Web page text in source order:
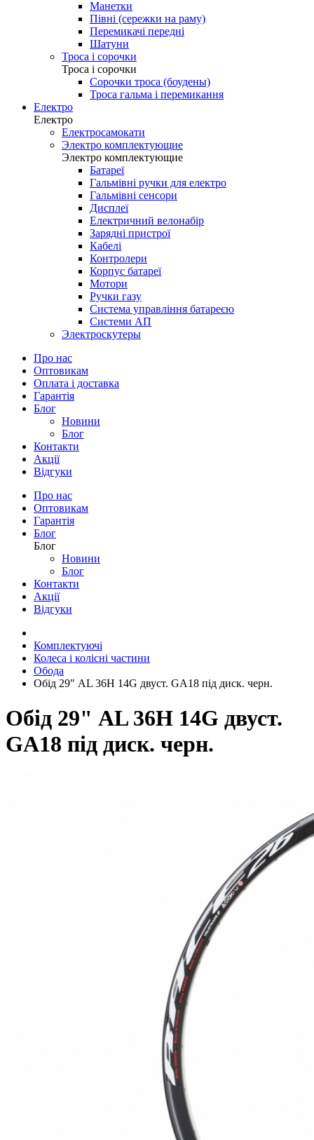
Манетки
Півні (сережки на раму)
Перемикачі передні
Шатуни
Троса і сорочки
Троса і сорочки
Сорочки троса (боудены)
Троса гальма і перемикання
Електро
Електро
Електросамокати
Электро комплектующие
Электро комплектующие
Батареї
Гальмівні ручки для електро
Гальмівні сенсори
Дисплеї
Електричний велонабір
Зарядні пристрої
Кабелі
Контролери
Корпус батареї
Мотори
Ручки газу
Система управління батареєю
Системи АП
Электроскутеры
Про нас
Оптовикам
Оплата і доставка
Гарантія
Блог
Новини
Блог
Контакти
Акції
Відгуки
Про нас
Оптовикам
Гарантія
Блог
Блог
Новини
Блог
Контакти
Акції
Відгуки
Комплектуючі
Колеса і колісні частини
Обода
Обід 29" AL 36H 14G двуст. GA18 під диск. черн.
Обід 29" AL 36H 14G двуст.
GA18 під диск. черн.